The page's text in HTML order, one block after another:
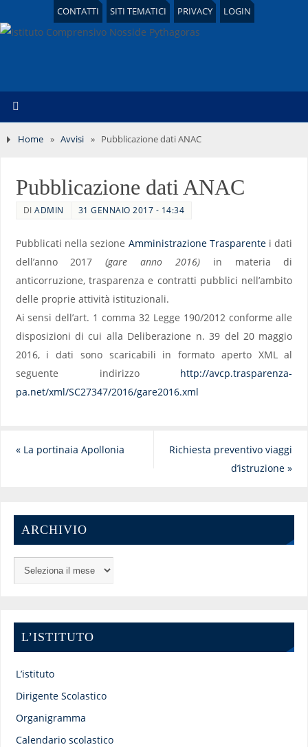
CONTATTI SITI TEMATICI PRIVACY LOGIN
Home » Avvisi » Pubblicazione dati ANAC
Pubblicazione dati ANAC
DIADMIN 31 GENNAIO 2017 - 14:34
Pubblicati nella sezione Amministrazione Trasparentei dati
dell’anno 2017(gare anno 2016)in materia di
anticorruzione, trasparenza e contratti pubblici nell’ambito
delle proprie attività istituzionali.
Ai sensi dell’art. 1 comma 32 Legge 190/2012 conforme alle
disposizioni di cui alla Deliberazione n. 39 del 20 maggio
2016, i dati sono scaricabili in formato aperto XML al
seguente indirizzo http://avcp.trasparenza-
pa.net/xml/SC27347/2016/gare2016.xml
«La portinaia Apollonia
Richiesta preventivo viaggi
d’istruzione»
ARCHIVIO
L’ISTITUTO
L’istituto
Dirigente Scolastico
Organigramma
Calendario scolastico